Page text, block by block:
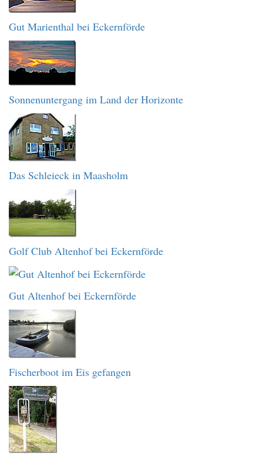
Gut Marienthal bei Eckernförde
Sonnenuntergang im Land der Horizonte
Das Schleieck in Maasholm
Golf Club Altenhof bei Eckernförde
Gut Altenhof bei Eckernförde
Fischerboot im Eis gefangen